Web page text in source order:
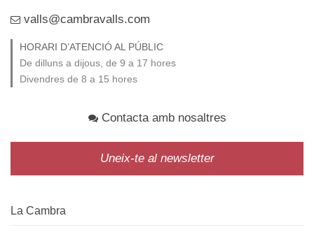
valls@cambravalls.com
HORARI D’ATENCIÓ AL PÚBLIC
De dilluns a dijous, de 9 a 17 hores
Divendres de 8 a 15 hores
Contacta amb nosaltres
Uneix-te al newsletter
La Cambra